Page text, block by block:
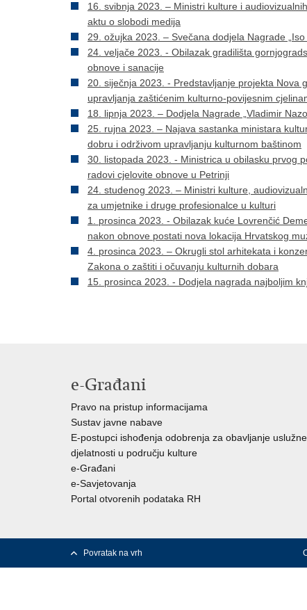
16. svibnja 2023. – Ministri kulture i
aktu o slobodi medija
29. ožujka 2023. – Svečana dodjela Nagrade
24. veljače 2023. - Obilazak gradilišta
obnove i sanacije
20. siječnja 2023. - Predstavljanje projekta Nova
upravljanja zaštićenim kulturno-povijesnim
18. lipnja 2023. – Dodjela Nagrade „Vladimir
​25. rujna 2023. – Najava sastanka ministara
dobru i održivom upravljanju kulturnom baštinom
30. listopada 2023. - Ministrica u obilasku prvog
radovi cjelovite obnove u Petrinji
24. studenog 2023. – Ministri kulture,
za umjetnike i druge profesionalce u kulturi
1. prosinca 2023. - Obilazak kuće Lovrenčić
nakon obnove postati nova lokacija Hrvatskog
4. prosinca 2023. – Okrugli stol arhitekata i
Zakona o zaštiti i očuvanju kulturnih dobara
​15. prosinca 2023. - Dodjela nagrada najboljim
e-Građani
Pravo na pristup informacijama
Sustav javne nabave
E-postupci ishođenja odobrenja za obavljanje uslužne
djelatnosti u području kulture
e-Građani
e-Savjetovanja
Portal otvorenih podataka RH
Povratak na vrh